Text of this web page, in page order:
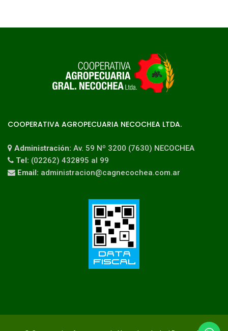
COOPERATIVA AGROPECUARIA NECOCHEA LTDA.
Administración: Av. 59 Nº 3200 (7630) NECOCHEA
Tel: (02262) 432895 al 99
Email: administracion@cagnecochea.com.ar